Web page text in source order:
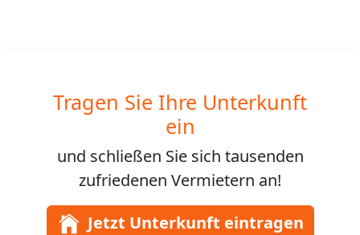
Tragen Sie Ihre Unterkunft
ein
und schließen Sie sich tausenden
zufriedenen Vermietern an!
Jetzt Unterkunft eintragen